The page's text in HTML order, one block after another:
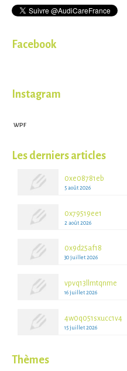
Facebook
Instagram
WPF
Les derniers articles
0xe08781eb
5 août 2026
0x79519ee1
2 août 2026
0x9d25af18
30 juillet 2026
vpvq13llmtqnme
16 juillet 2026
4w0q051sxucc1v4
15 juillet 2026
Thèmes